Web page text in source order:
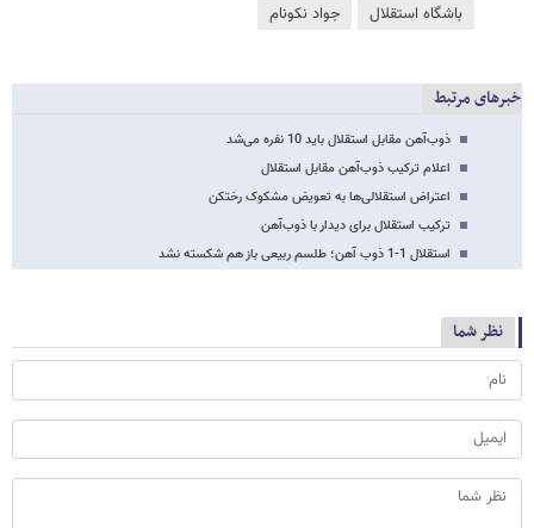
باشگاه استقلال جواد نکونام
خبرهای مرتبط
ذوب‌آهن مقابل استقلال باید 10 نفره می‌شد
اعلام ترکیب ذوب‌آهن مقابل استقلال
اعتراض استقلالی‌ها به تعویض مشکوک رختکن
ترکیب استقلال برای دیدار با ذوب‌آهن
استقلال 1-1 ذوب آهن؛ طلسم ربیعی باز هم شکسته نشد
نظر شما